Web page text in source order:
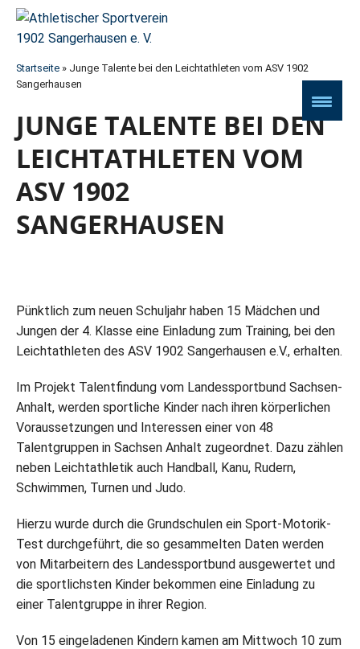
Startseite » Junge Talente bei den Leichtathleten vom ASV 1902
Sangerhausen
JUNGE TALENTE BEI DEN
LEICHTATHLETEN VOM
ASV 1902
SANGERHAUSEN
Pünktlich zum neuen Schuljahr haben 15 Mädchen und
Jungen der 4. Klasse eine Einladung zum Training, bei den
Leichtathleten des ASV 1902 Sangerhausen e.V., erhalten.
Im Projekt Talentfindung vom Landessportbund Sachsen-
Anhalt, werden sportliche Kinder nach ihren körperlichen
Voraussetzungen und Interessen einer von 48
Talentgruppen in Sachsen Anhalt zugeordnet. Dazu zählen
neben Leichtathletik auch Handball, Kanu, Rudern,
Schwimmen, Turnen und Judo.
Hierzu wurde durch die Grundschulen ein Sport-Motorik-
Test durchgeführt, die so gesammelten Daten werden
von Mitarbeitern des Landessportbund ausgewertet und
die sportlichsten Kinder bekommen eine Einladung zu
einer Talentgruppe in ihrer Region.
Von 15 eingeladenen Kindern kamen am Mittwoch 10 zum